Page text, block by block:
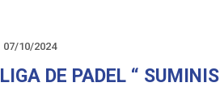
07/10/2024
LIGA DE PADEL “